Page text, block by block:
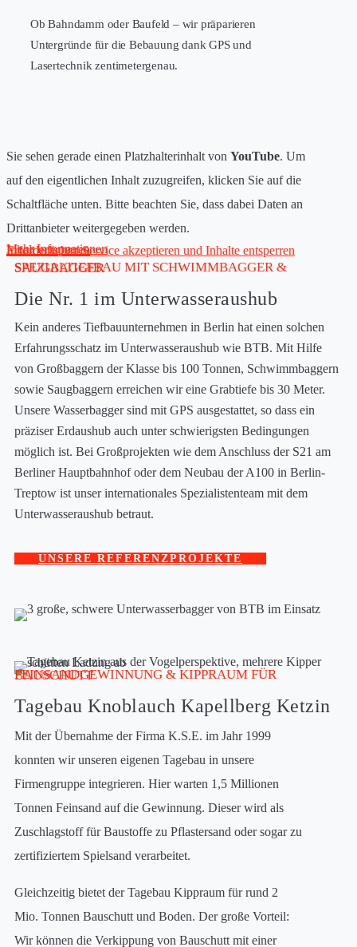
Ob Bahndamm oder Baufeld – wir präparieren
Untergründe für die Bebauung dank GPS und
Lasertechnik zentimetergenau.
Sie sehen gerade einen Platzhalterinhalt von YouTube. Um
auf den eigentlichen Inhalt zuzugreifen, klicken Sie auf die
Schaltfläche unten. Bitte beachten Sie, dass dabei Daten an
Drittanbieter weitergegeben werden.
Mehr Informationen
Inhalt entsperren
Erforderlichen Service akzeptieren und Inhalte entsperren
SPEZIALTIEFBAU MIT SCHWIMMBAGGER & SAUGBAGGER
Die Nr. 1 im Unterwasseraushub
Kein anderes Tiefbauunternehmen in Berlin hat einen solchen
Erfahrungsschatz im Unterwasseraushub wie BTB. Mit Hilfe
von Großbaggern der Klasse bis 100 Tonnen, Schwimmbaggern
sowie Saugbaggern erreichen wir eine Grabtiefe bis 30 Meter.
Unsere Wasserbagger sind mit GPS ausgestattet, so dass ein
präziser Erdaushub auch unter schwierigsten Bedingungen
möglich ist. Bei Großprojekten wie dem Anschluss der S21 am
Berliner Hauptbahnhof oder dem Neubau der A100 in Berlin-
Treptow ist unser internationales Spezialistenteam mit dem
Unterwasseraushub betraut.
UNSERE REFERENZPROJEKTE
FEINSANDGEWINNUNG & KIPPRAUM FÜR BAUSCHUTT
Tagebau Knoblauch Kapellberg Ketzin
Mit der Übernahme der Firma K.S.E. im Jahr 1999
konnten wir unseren eigenen Tagebau in unsere
Firmengruppe integrieren. Hier warten 1,5 Millionen
Tonnen Feinsand auf die Gewinnung. Dieser wird als
Zuschlagstoff für Baustoffe zu Pflastersand oder sogar zu
zertifiziertem Spielsand verarbeitet.
Gleichzeitig bietet der Tagebau Kippraum für rund 2
Mio. Tonnen Bauschutt und Boden. Der große Vorteil:
Wir können die Verkippung von Bauschutt mit einer